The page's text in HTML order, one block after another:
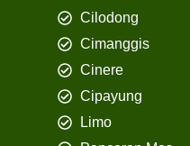
Cilodong
Cimanggis
Cinere
Cipayung
Limo